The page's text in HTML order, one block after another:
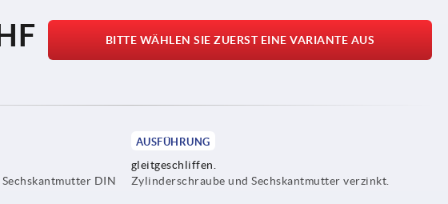
BITTE WÄHLEN SIE ZUERST EINE VARIANTE AUS
DIN
AUSFÜHRUNG
gleitgeschliffen.
Zylinderschraube und Sechskantmutter verzinkt.